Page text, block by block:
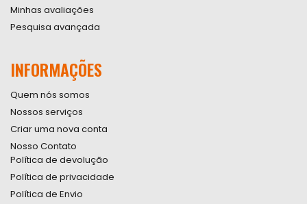
Minhas avaliações
Pesquisa avançada
INFORMAÇÕES
Quem nós somos
Nossos serviços
Criar uma nova conta
Nosso Contato
Política de devolução
Política de privacidade
Política de Envio